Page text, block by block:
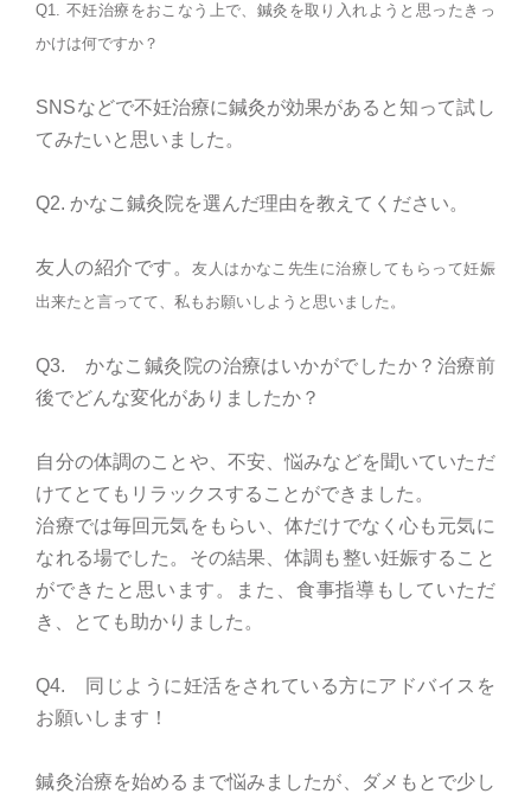
Q1. 不妊治療をおこなう上で、鍼灸を取り入れようと思ったきっ
かけは何ですか？
SNSなどで不妊治療に鍼灸が効果があると知って試し
てみたいと思いました。
Q2. かなこ鍼灸院を選んだ理由を教えてください。
友人の紹介です。友人はかなこ先生に治療してもらって妊娠
出来たと言ってて、私もお願いしようと思いました。
Q3. かなこ鍼灸院の治療はいかがでしたか？治療前
後でどんな変化がありましたか？
自分の体調のことや、不安、悩みなどを聞いていただ
けてとてもリラックスすることができました。
治療では毎回元気をもらい、体だけでなく心も元気に
なれる場でした。その結果、体調も整い妊娠すること
ができたと思います。また、食事指導もしていただ
き、とても助かりました。
Q4. 同じように妊活をされている方にアドバイスを
お願いします！
鍼灸治療を始めるまで悩みましたが、ダメもとで少し